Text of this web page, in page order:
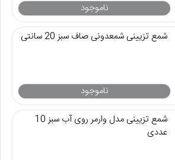
ناموجود
شمع تزیینی شمعدونی صاف سبز 20 سانتی
ناموجود
شمع تزیینی مدل وارمر روی آب سبز 10
عددی